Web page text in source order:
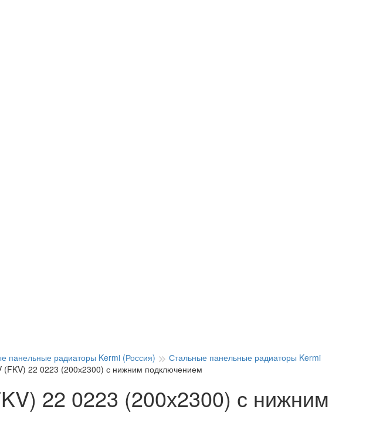
панельные радиаторы Kermi (Россия)
Стальные панельные радиаторы Kermi
(FKV) 22 0223 (200х2300) с нижним подключением
22 0223 (200х2300) с нижним